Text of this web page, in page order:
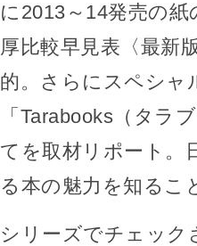
に2013～14発売の
厚比較早見表〈最新
的。さらにスペシャ
「Tarabooks（タラ
てを取材リポート。
る本の魅力を知るこ
シリーズでチェック